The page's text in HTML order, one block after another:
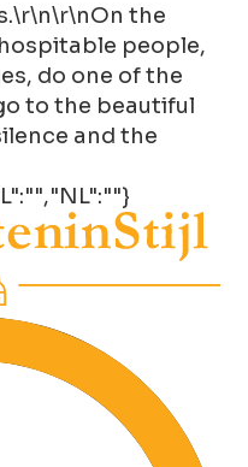
the
people,
do one of the
to the beautiful
and the